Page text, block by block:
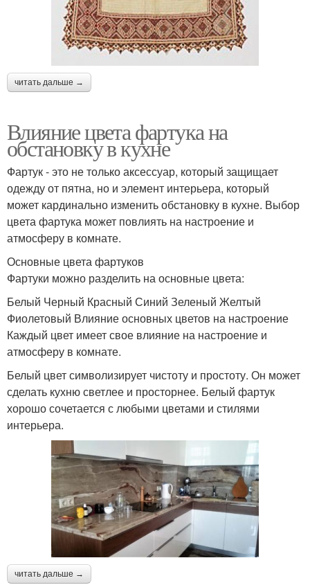
читать дальше →
Влияние цвета фартука на
обстановку в кухне
Фартук - это не только аксессуар, который защищает
одежду от пятна, но и элемент интерьера, который
может кардинально изменить обстановку в кухне. Выбор
цвета фартука может повлиять на настроение и
атмосферу в комнате.
Основные цвета фартуков
Фартуки можно разделить на основные цвета:
Белый Черный Красный Синий Зеленый Желтый
Фиолетовый Влияние основных цветов на настроение
Каждый цвет имеет свое влияние на настроение и
атмосферу в комнате.
Белый цвет символизирует чистоту и простоту. Он может
сделать кухню светлее и просторнее. Белый фартук
хорошо сочетается с любыми цветами и стилями
интерьера.
читать дальше →